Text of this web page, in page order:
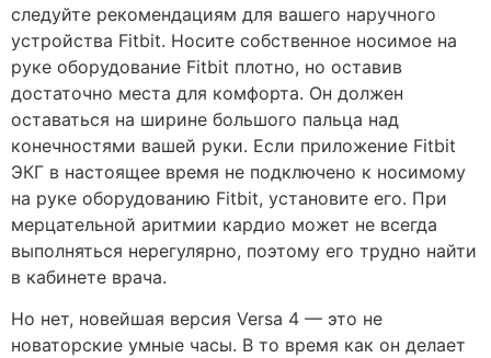
следуйте рекомендациям для вашего наручного
устройства Fitbit. Носите собственное носимое на
руке оборудование Fitbit плотно, но оставив
достаточно места для комфорта. Он должен
оставаться на ширине большого пальца над
конечностями вашей руки. Если приложение Fitbit
ЭКГ в настоящее время не подключено к носимому
на руке оборудованию Fitbit, установите его. При
мерцательной аритмии кардио может не всегда
выполняться нерегулярно, поэтому его трудно найти
в кабинете врача.
Но нет, новейшая версия Versa 4 — это не
новаторские умные часы. В то время как он делает